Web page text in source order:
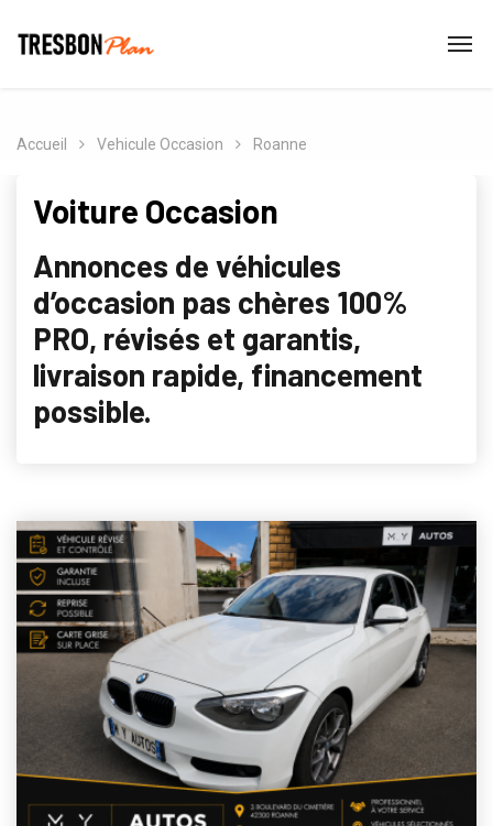
Accueil Vehicule Occasion Roanne
Voiture Occasion
Annonces de véhicules
d’occasion pas chères 100%
PRO, révisés et garantis,
livraison rapide, financement
possible.